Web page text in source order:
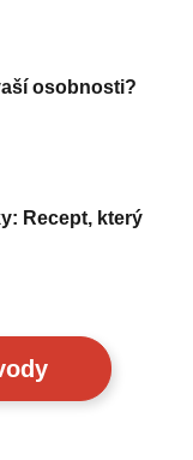
osobnosti?
Recept, který